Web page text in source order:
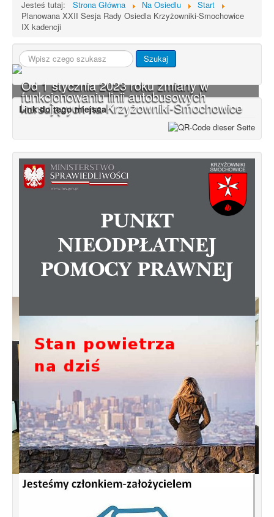
Od 1 stycznia 2023 roku zmiany w
funkcjonowaniu linii autobusowych
kursujących na Krzyżowniki-Smochowice
Spotkanie informacyjne w sprawie
Kociewska, Żukowska
Jesteś tutaj: Strona Główna Na Osiedlu
Start
Planowana XXII Sesja Rady Osiedla Krzyżowniki-Smochowice
IX kadencji
Szukaj... Szukaj
Link do tego miejsca